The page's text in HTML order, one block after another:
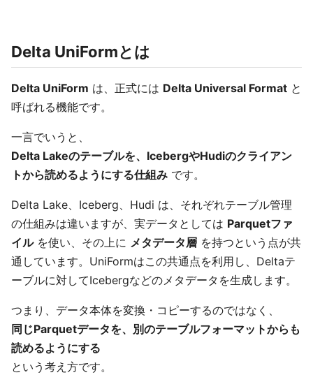
Delta UniFormとは
Delta UniForm は、正式には Delta Universal Format と
呼ばれる機能です。
一言でいうと、
Delta Lakeのテーブルを、IcebergやHudiのクライアン
トから読めるようにする仕組み です。
Delta Lake、Iceberg、Hudi は、それぞれテーブル管理
の仕組みは違いますが、実データとしては Parquetファ
イルを使い、その上に メタデータ層 を持つという点が共
通しています。UniFormはこの共通点を利用し、Deltaテ
ーブルに対してIcebergなどのメタデータを生成します。
つまり、データ本体を変換・コピーするのではなく、
同じParquetデータを、別のテーブルフォーマットからも
読めるようにする
という考え方です。